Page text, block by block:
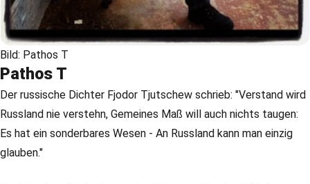
Bild: Pathos T
Pathos T
Der russische Dichter Fjodor Tjutschew schrieb: "Verstand wird
Russland nie verstehn, Gemeines Maß will auch nichts taugen:
Es hat ein sonderbares Wesen - An Russland kann man einzig
glauben."